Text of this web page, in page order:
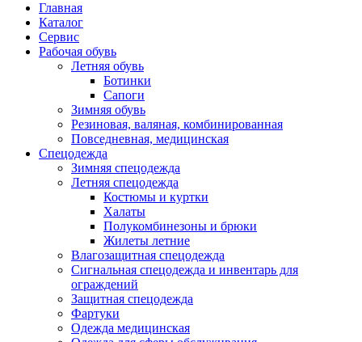
Главная
Каталог
Сервис
Рабочая обувь
Летняя обувь
Ботинки
Сапоги
Зимняя обувь
Резиновая, валяная, комбинированная
Повседневная, медицинская
Спецодежда
Зимняя спецодежда
Летняя спецодежда
Костюмы и куртки
Халаты
Полукомбинезоны и брюки
Жилеты летние
Влагозащитная спецодежда
Сигнальная спецодежда и инвентарь для
ограждений
Защитная спецодежда
Фартуки
Одежда медицинская